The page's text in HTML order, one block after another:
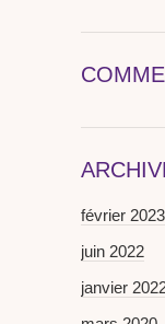
février 2023
juin 2022
janvier